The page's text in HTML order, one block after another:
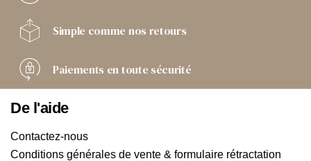
Simple comme nos retours
Paiements en toute sécurité
De l'aide
Contactez-nous
Conditions générales de vente & formulaire rétractation